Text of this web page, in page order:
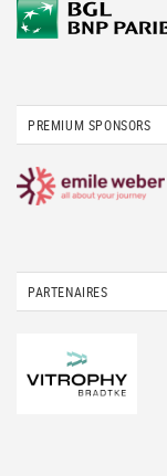
PREMIUM SPONSORS
PARTENAIRES